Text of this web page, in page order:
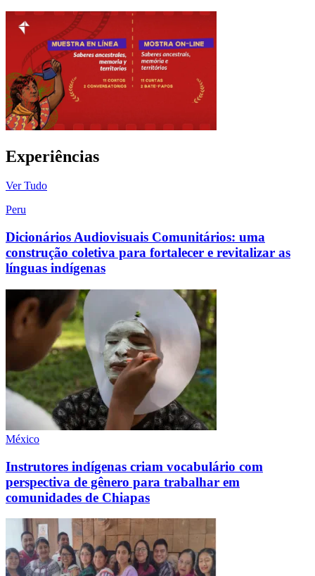
Experiências
Ver Tudo
Peru
Dicionários Audiovisuais Comunitários: uma
construção coletiva para fortalecer e revitalizar as
línguas indígenas
México
Instrutores indígenas criam vocabulário com
perspectiva de gênero para trabalhar em
comunidades de Chiapas